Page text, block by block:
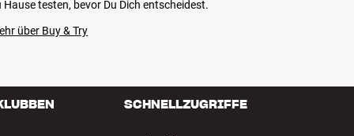
Hause testen, bevor Du Dich entscheidest.
über Buy & Try
SCHNELLZUGRIFFE